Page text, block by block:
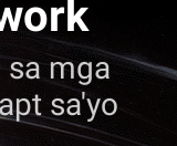
sa mga
sa'yo